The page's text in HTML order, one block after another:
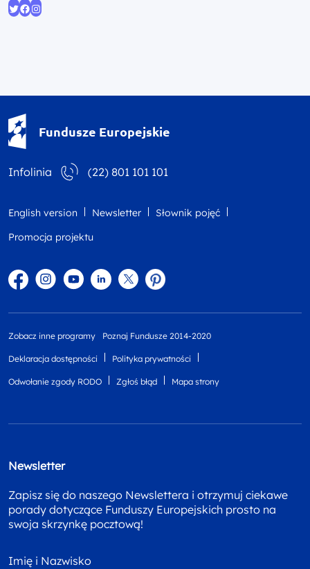
Fundusze Europejskie
Infolinia (22) 801 101 101
English version Newsletter
Słownik pojęć
Promocja projektu
FacebookInstagram
YouTubeLinkedintwitterPinterest
Zobacz inne programy Poznaj Fundusze 2014-2020
Deklaracja dostępności Polityka prywatności
Odwołanie zgody RODO Zgłoś błąd Mapa strony
Newsletter
Zapisz się do naszego Newslettera i otrzymuj ciekawe
porady dotyczące Funduszy Europejskich prosto na
swoja skrzynkę pocztową!
Imię i Nazwisko